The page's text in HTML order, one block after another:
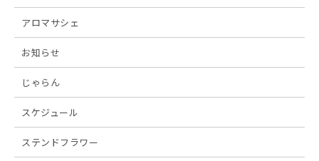
アロマサシェ
お知らせ
じゃらん
スケジュール
ステンドフラワー